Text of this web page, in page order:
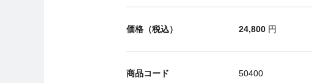
価格（税込） 24,800 円
商品コード 50400